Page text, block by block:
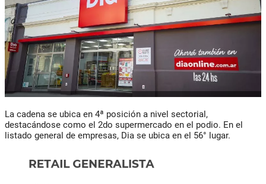
La cadena se ubica en 4ª posición a nivel sectorial,
destacándose como el 2do supermercado en el podio. En el
listado general de empresas, Dia se ubica en el 56° lugar.